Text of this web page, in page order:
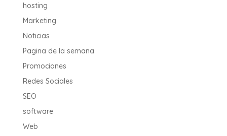
hosting
Marketing
Noticias
Pagina de la semana
Promociones
Redes Sociales
SEO
software
Web